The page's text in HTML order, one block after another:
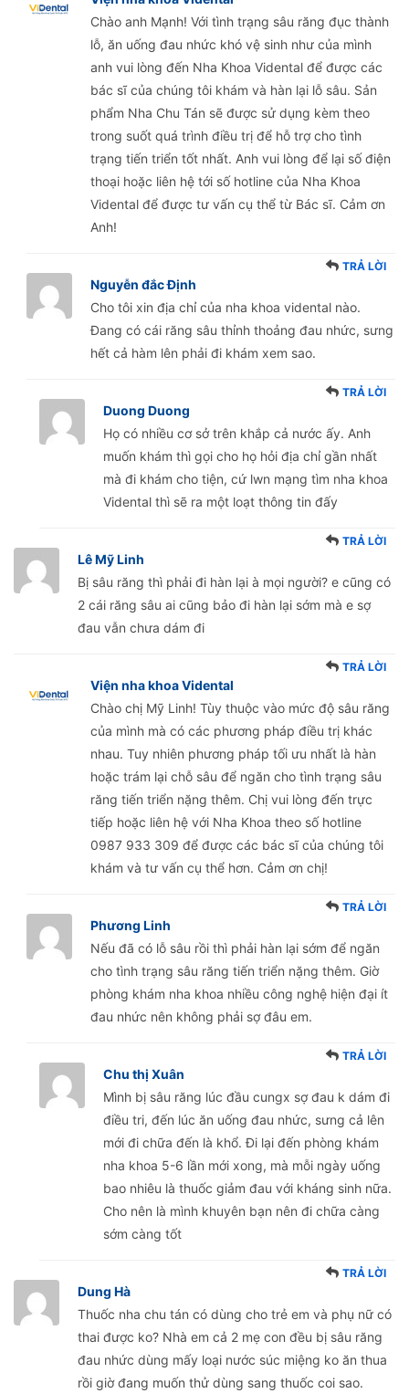
Chào anh Mạnh! Với tình trạng sâu răng đục thành
lỗ, ăn uống đau nhức khó vệ sinh như của mình
anh vui lòng đến Nha Khoa Vidental để được các
bác sĩ của chúng tôi khám và hàn lại lỗ sâu. Sản
phẩm Nha Chu Tán sẽ được sử dụng kèm theo
trong suốt quá trình điều trị để hỗ trợ cho tình
trạng tiến triển tốt nhất. Anh vui lòng để lại số điện
thoại hoặc liên hệ tới số hotline của Nha Khoa
Vidental để được tư vấn cụ thể từ Bác sĩ. Cảm ơn
Anh!
Nguyễn đắc Định
TRẢ LỜI
Cho tôi xin địa chỉ của nha khoa vidental nào.
Đang có cái răng sâu thỉnh thoảng đau nhức, sưng
hết cả hàm lên phải đi khám xem sao.
Duong Duong
TRẢ LỜI
Họ có nhiều cơ sở trên khắp cả nước ấy. Anh
muốn khám thì gọi cho họ hỏi địa chỉ gần nhất
mà đi khám cho tiện, cứ lwn mạng tìm nha khoa
Vidental thì sẽ ra một loạt thông tin đấy
Lê Mỹ Linh
TRẢ LỜI
Bị sâu răng thì phải đi hàn lại à mọi người? e cũng có
2 cái răng sâu ai cũng bảo đi hàn lại sớm mà e sợ
đau vẫn chưa dám đi
Viện nha khoa Vidental
TRẢ LỜI
Chào chị Mỹ Linh! Tùy thuộc vào mức độ sâu răng
của mình mà có các phương pháp điều trị khác
nhau. Tuy nhiên phương pháp tối ưu nhất là hàn
hoặc trám lại chỗ sâu để ngăn cho tình trạng sâu
răng tiến triển nặng thêm. Chị vui lòng đến trực
tiếp hoặc liên hệ với Nha Khoa theo số hotline
0987 933 309 để được các bác sĩ của chúng tôi
khám và tư vấn cụ thể hơn. Cảm ơn chị!
Phương Linh
TRẢ LỜI
Nếu đã có lỗ sâu rồi thì phải hàn lại sớm để ngăn
cho tình trạng sâu răng tiến triển nặng thêm. Giờ
phòng khám nha khoa nhiều công nghệ hiện đại ít
đau nhức nên không phải sợ đâu em.
Chu thị Xuân
TRẢ LỜI
Mình bị sâu răng lúc đầu cungx sợ đau k dám đi
điều tri, đến lúc ăn uống đau nhức, sưng cả lên
mới đi chữa đến là khổ. Đi lại đến phòng khám
nha khoa 5-6 lần mới xong, mà mỗi ngày uống
bao nhiêu là thuốc giảm đau với kháng sinh nữa.
Cho nên là mình khuyên bạn nên đi chữa càng
sớm càng tốt
Dung Hà
TRẢ LỜI
Thuốc nha chu tán có dùng cho trẻ em và phụ nữ có
thai được ko? Nhà em cả 2 mẹ con đều bị sâu răng
đau nhức dùng mấy loại nước súc miệng ko ăn thua
rồi giờ đang muốn thử dùng sang thuốc coi sao.